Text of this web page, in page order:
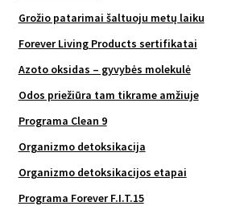
Grožio patarimai šaltuoju metų laiku
Forever Living Products sertifikatai
Azoto oksidas – gyvybės molekulė
Odos priežiūra tam tikrame amžiuje
Programa Clean 9
Organizmo detoksikacija
Organizmo detoksikacijos etapai
Programa Forever F.I.T.15